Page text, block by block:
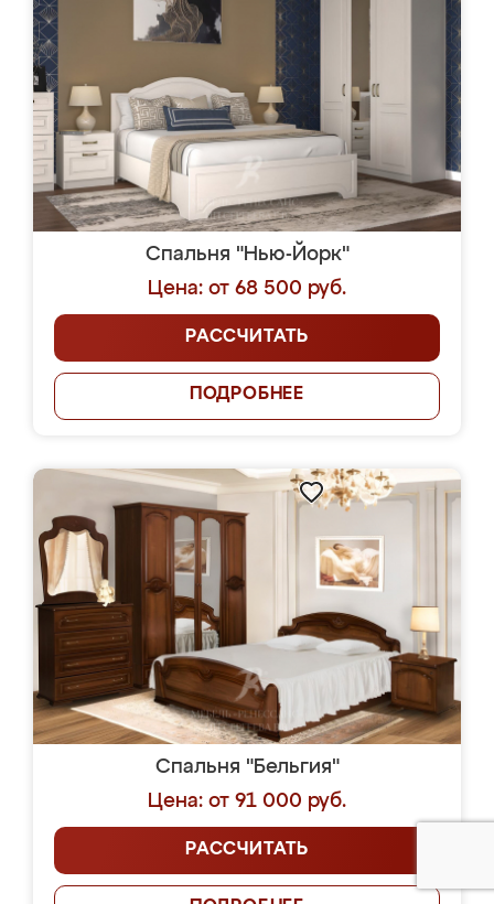
Спальня "Нью-Йорк"
Цена: от 68 500 руб.
РАССЧИТАТЬ
ПОДРОБНЕЕ
Спальня "Бельгия"
Цена: от 91 000 руб.
РАССЧИТАТЬ